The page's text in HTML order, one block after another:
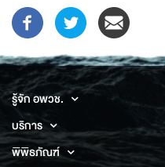
รู้จัก อพวช.
บริการ
พิพิธภัณฑ์